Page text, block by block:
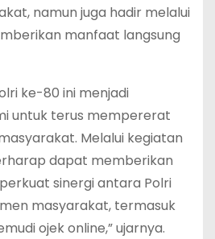
namun juga hadir melalui
manfaat langsung
ke-80 ini menjadi
untuk terus mempererat
Melalui kegiatan
dapat memberikan
sinergi antara Polri
masyarakat, termasuk
ojek online,” ujarnya.